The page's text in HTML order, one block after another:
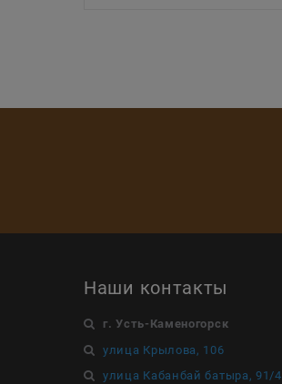
Наши контакты
г. Усть-Каменогорск
улица Крылова, 106
улица Кабанбай батыра, 91/4